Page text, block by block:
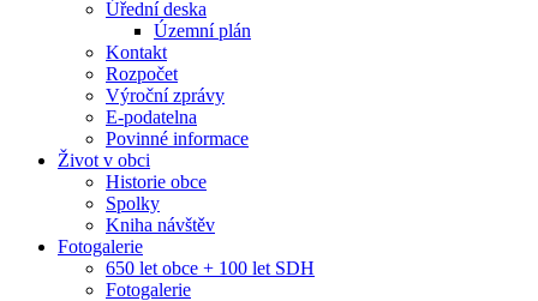
Úřední deska
Územní plán
Kontakt
Rozpočet
Výroční zprávy
E-podatelna
Povinné informace
Život v obci
Historie obce
Spolky
Kniha návštěv
Fotogalerie
650 let obce + 100 let SDH
Fotogalerie